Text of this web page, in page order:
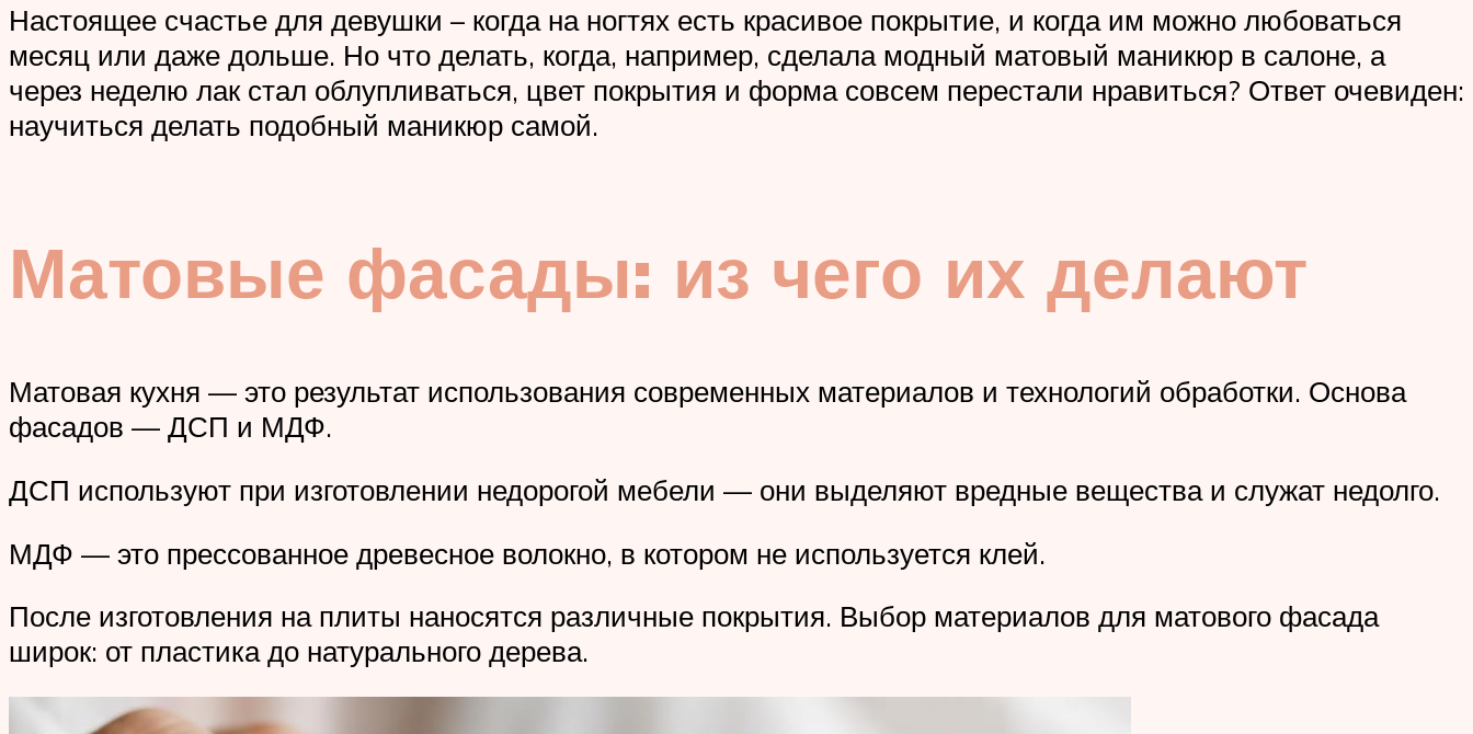
Настоящее счастье для девушки – когда на ногтях есть красивое покрытие, и когда им можно любоваться
месяц или даже дольше. Но что делать, когда, например, сделала модный матовый маникюр в салоне, а
через неделю лак стал облупливаться, цвет покрытия и форма совсем перестали нравиться? Ответ очевиден:
научиться делать подобный маникюр самой.
Матовые фасады: из чего их делают
Матовая кухня — это результат использования современных материалов и технологий обработки. Основа
фасадов — ДСП и МДФ.
ДСП используют при изготовлении недорогой мебели — они выделяют вредные вещества и служат недолго.
МДФ — это прессованное древесное волокно, в котором не используется клей.
После изготовления на плиты наносятся различные покрытия. Выбор материалов для матового фасада
широк: от пластика до натурального дерева.